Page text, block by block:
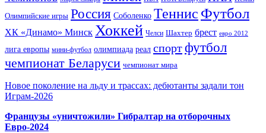
Олимпийские игры Россия Соболенко Теннис Футбол
ХК «Динамо» Минск Хоккей Челси Шахтер брест евро 2012
лига европы мини-футбол олимпиада реал спортфутбол
чемпионат Беларуси чемпионат мира
Новое поколение на льду и трассах: дебютанты задали тон
Играм-2026
Французы «уничтожили» Гибралтар на отборочных
Евро-2024